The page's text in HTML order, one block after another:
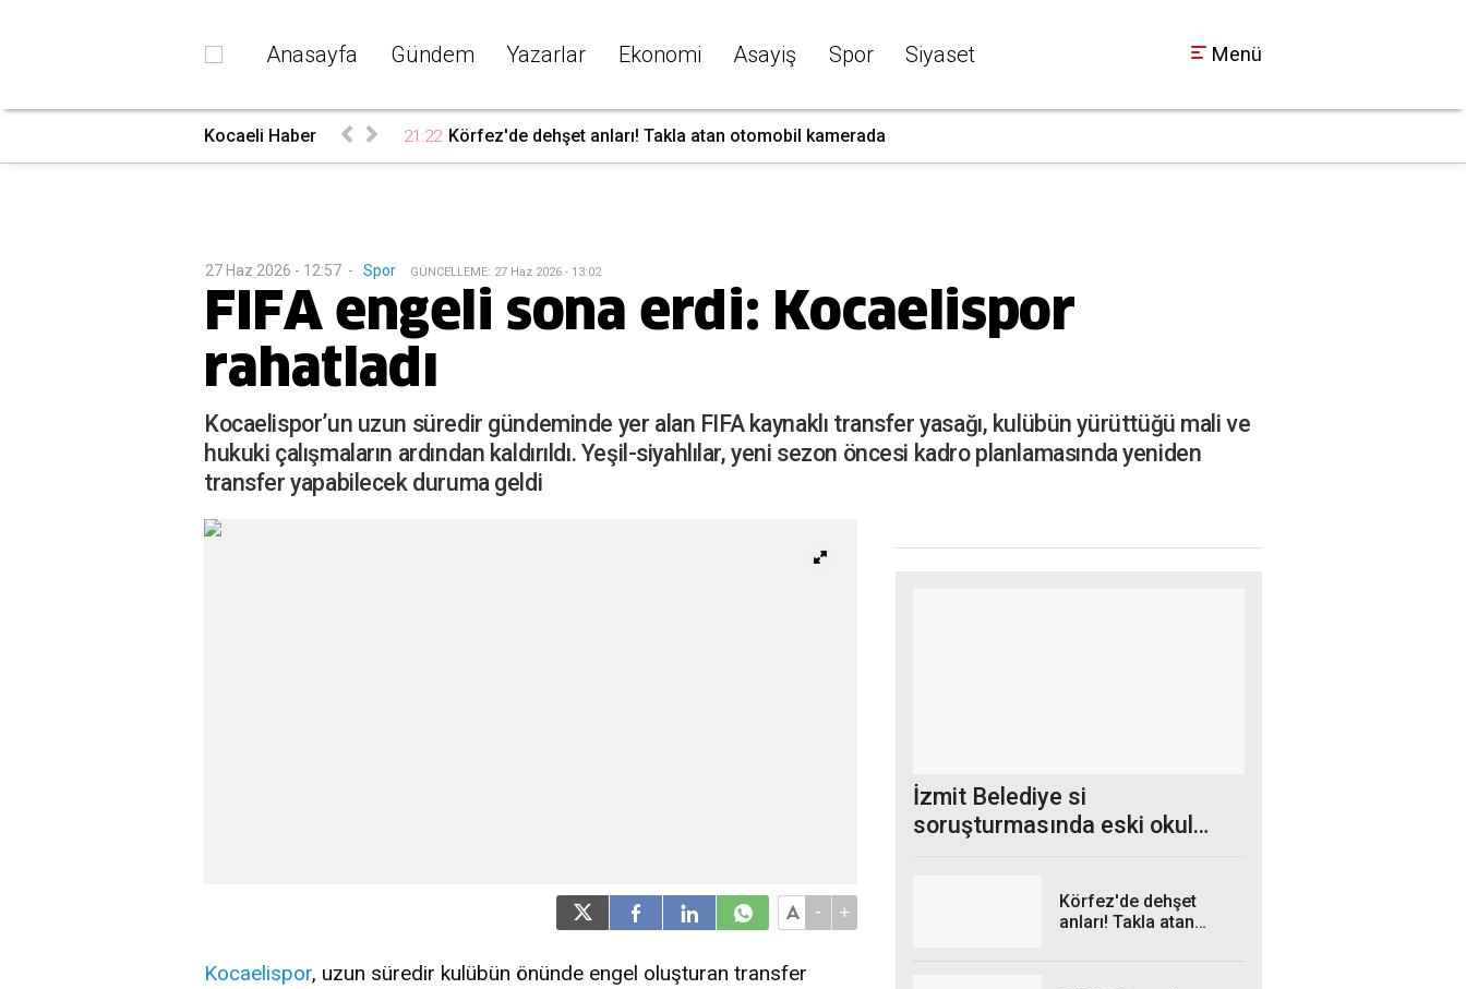
Anasayfa Gündem Yazarlar Ekonomi Asayiş Spor Siyaset Menü
Kocaeli Haber 21:22 Körfez'de dehşet anları! Takla atan otomobil kamerada
27 Haz 2026 - 12:57 - Spor GÜNCELLEME: 27 Haz 2026 - 13:02
FIFA engeli sona erdi: Kocaelispor
rahatladı
Kocaelispor’un uzun süredir gündeminde yer alan FIFA kaynaklı transfer yasağı, kulübün yürüttüğü mali ve
hukuki çalışmaların ardından kaldırıldı. Yeşil-siyahlılar, yeni sezon öncesi kadro planlamasında yeniden
transfer yapabilecek duruma geldi
- +
Kocaelispor, uzun süredir kulübün önünde engel oluşturan transfer
İzmit Belediye si
soruşturmasında eski okul
Körfez'de dehşet
anları! Takla atan